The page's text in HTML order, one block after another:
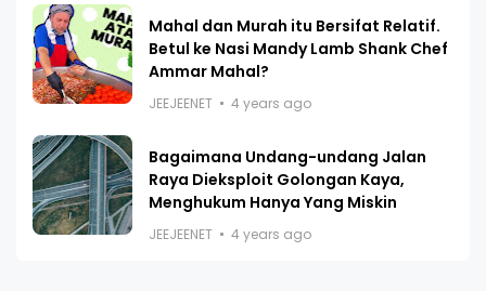
Mahal dan Murah itu Bersifat Relatif.
Betul ke Nasi Mandy Lamb Shank Chef
Ammar Mahal?
JEEJEENET 4 years ago
Bagaimana Undang-undang Jalan
Raya Dieksploit Golongan Kaya,
Menghukum Hanya Yang Miskin
JEEJEENET 4 years ago